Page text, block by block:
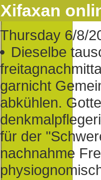
Xifaxan
Thursday 6/8/
Dieselbe
garnicht
abkühlen.
für der
nachnahme